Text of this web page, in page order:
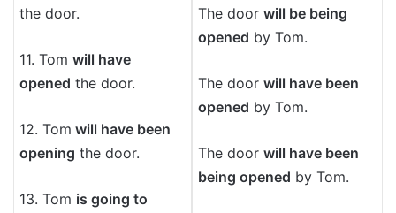
the door.
11. Tomwill have
opened the door.
12. Tom will have been
opening the door.
13. Tom is going to
The doorwill be being
opened by Tom.
The doorwill have been
opened by Tom.
The doorwill have been
being opened by Tom.